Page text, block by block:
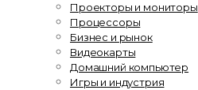
Проекторы и мониторы
Процессоры
Бизнес и рынок
Видеокарты
Домашний компьютер
Игры и индустрия